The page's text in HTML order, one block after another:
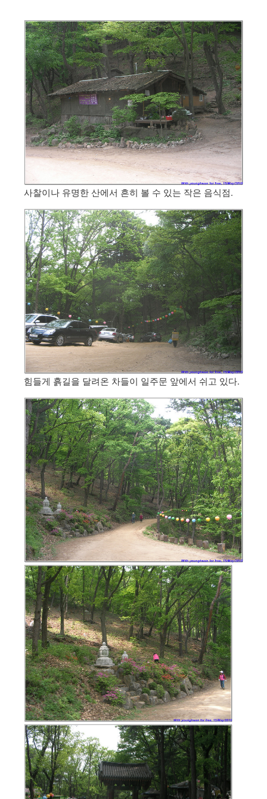
사찰이나 유명한 산에서 흔히 볼 수 있는 작은 음식점.
힘들게 흙길을 달려온 차들이 일주문 앞에서 쉬고 있다.